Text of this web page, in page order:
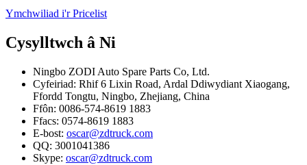
Ymchwiliad i'r Pricelist
Cysylltwch â Ni
Ningbo ZODI Auto Spare Parts Co, Ltd.
Cyfeiriad: Rhif 6 Lixin Road, Ardal Ddiwydiant Xiaogang,
Ffordd Tongtu, Ningbo, Zhejiang, China
Ffôn: 0086-574-8619 1883
Ffacs: 0574-8619 1883
E-bost: oscar@zdtruck.com
QQ: 3001041386
Skype: oscar@zdtruck.com